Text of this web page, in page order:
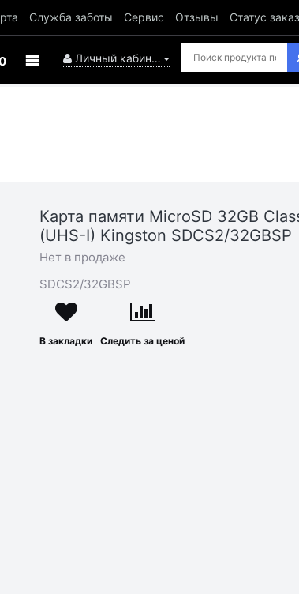
Служба заботы Сервис Отзывы Статус
Личный кабинет
Карта памяти MicroSD 32GB
(UHS-I) Kingston SDCS2/32GBSP
Нет в продаже
SDCS2/32GBSP
В закладки Следить за ценой